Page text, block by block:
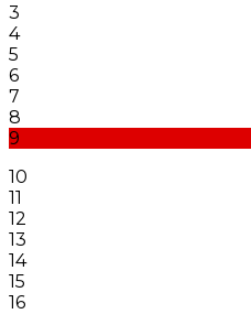
3
4
5
6
7
8
9
10
11
12
13
14
15
16